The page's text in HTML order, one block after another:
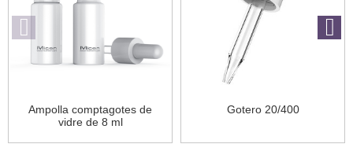
Ampolla comptagotes de
vidre de 8 ml
Gotero 20/400